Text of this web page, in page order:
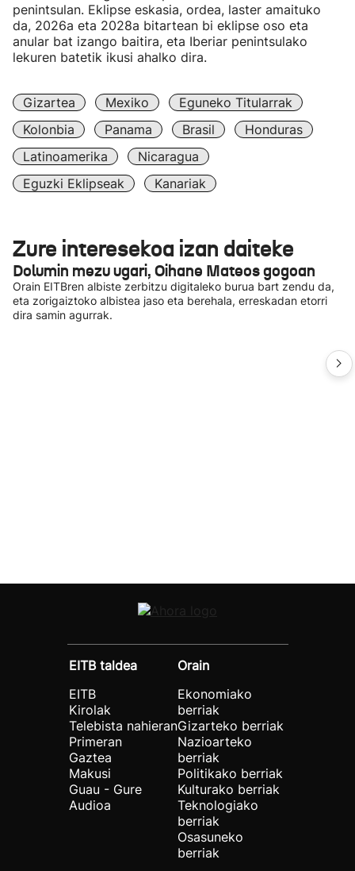
penintsulan. Eklipse eskasia, ordea, laster amaituko
da, 2026a eta 2028a bitartean bi eklipse oso eta
anular bat izango baitira, eta Iberiar penintsulako
lekuren batetik ikusi ahalko dira.
Gizartea Mexiko
Eguneko Titularrak
Kolonbia
Panama Brasil
Honduras
Latinoamerika
Nicaragua
Eguzki Eklipseak
Kanariak
Zure interesekoa izan daiteke
Dolumin mezu ugari, Oihane Mateos gogoan
Orain EITBren albiste zerbitzu digitaleko burua bart zendu da,
eta zorigaiztoko albistea jaso eta berehala, erreskadan etorri
dira samin agurrak.
EITB taldea
EITB
Kirolak
Telebista nahieran
Primeran
Gaztea
Makusi
Guau - Gure
Audioa
Orain
Ekonomiako
berriak
Gizarteko berriak
Nazioarteko
berriak
Politikako berriak
Kulturako berriak
Teknologiako
berriak
Osasuneko
berriak